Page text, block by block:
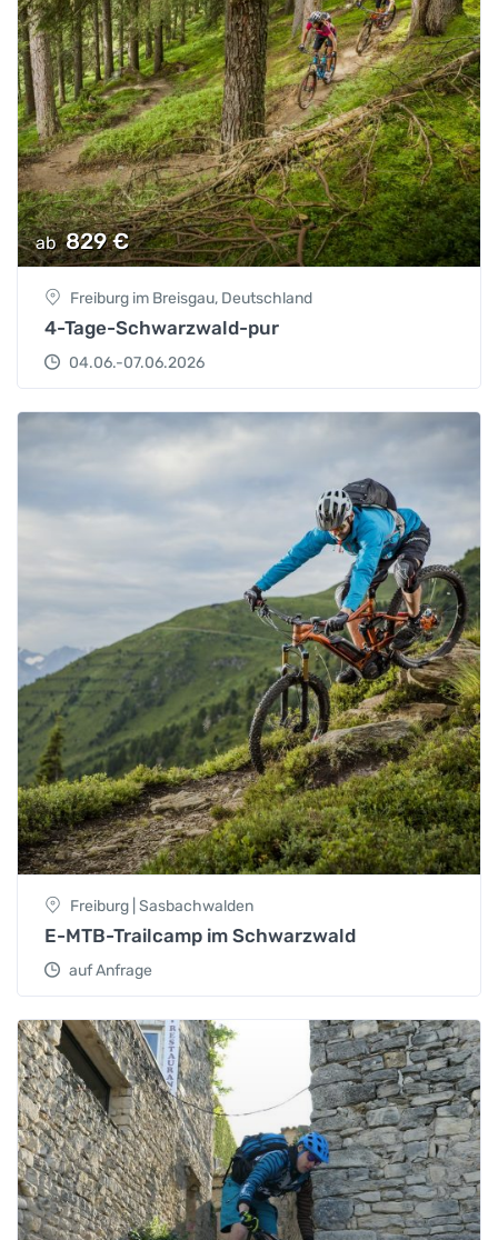
ab 829€
Freiburg im Breisgau, Deutschland
4-Tage-Schwarzwald-pur
04.06.-07.06.2026
Freiburg | Sasbachwalden
E-MTB-Trailcamp im Schwarzwald
auf Anfrage